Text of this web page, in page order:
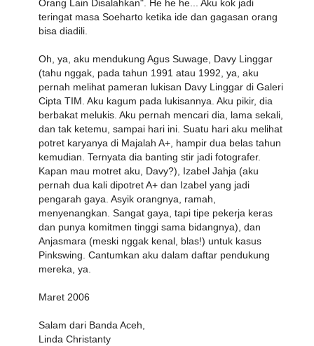
Orang Lain Disalahkan". He he he... Aku kok jadi
teringat masa Soeharto ketika ide dan gagasan orang
bisa diadili.
Oh, ya, aku mendukung Agus Suwage, Davy Linggar
(tahu nggak, pada tahun 1991 atau 1992, ya, aku
pernah melihat pameran lukisan Davy Linggar di Galeri
Cipta TIM. Aku kagum pada lukisannya. Aku pikir, dia
berbakat melukis. Aku pernah mencari dia, lama sekali,
dan tak ketemu, sampai hari ini. Suatu hari aku melihat
potret karyanya di Majalah A+, hampir dua belas tahun
kemudian. Ternyata dia banting stir jadi fotografer.
Kapan mau motret aku, Davy?), Izabel Jahja (aku
pernah dua kali dipotret A+ dan Izabel yang jadi
pengarah gaya. Asyik orangnya, ramah,
menyenangkan. Sangat gaya, tapi tipe pekerja keras
dan punya komitmen tinggi sama bidangnya), dan
Anjasmara (meski nggak kenal, blas!) untuk kasus
Pinkswing. Cantumkan aku dalam daftar pendukung
mereka, ya.
Maret 2006
Salam dari Banda Aceh,
Linda Christanty